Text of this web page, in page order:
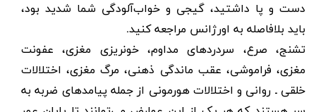
دست و پا داشتید، گیجی و خواب‌آلودگی شما شدید بود،
باید بلافاصله به اورژانس مراجعه کنید.
تشنج، صرع، سردردهای مداوم، خونریزی مغزی، عفونت
مغزی، فراموشی، عقب ماندگی ذهنی، مرگ مغزی، اختلالات
خلقی ـ روانی و اختلالات هورمونی از جمله پیامدهای ضربه به